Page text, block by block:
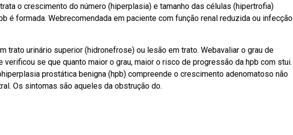
o crescimento do número (hiperplasia) e tamanho das células (hipertrofia)
é formada. Webrecomendada em paciente com função renal reduzida ou infecção
trato urinário superior (hidronefrose) ou lesão em trato. Webavaliar o grau de
se que quanto maior o grau, maior o risco de progressão da hpb com stui.
prostática benigna (hpb) compreende o crescimento adenomatoso não
Os sintomas são aqueles da obstrução do.